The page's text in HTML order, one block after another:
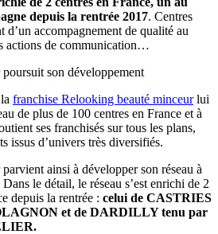
depuis la rentrée 2017. Centres
d’un accompagnement de qualité au
actions de communication…
son développement
franchise Relooking beauté minceurlui
de plus de 100 centres en France et à
ses franchisés sur tous les plans,
issus d’univers très diversifiés.
ainsi à développer son réseau à
le détail, le réseau s’est enrichi de 2
depuis la rentrée : celui de CASTRIES
et de DARDILLY tenu par